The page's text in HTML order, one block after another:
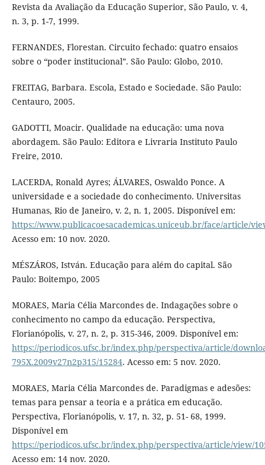
Revista da Avaliação da Educação Superior, São Paulo, v. 4,
n. 3, p. 1-7, 1999.
FERNANDES, Florestan. Circuito fechado: quatro ensaios
sobre o “poder institucional”. São Paulo: Globo, 2010.
FREITAG, Barbara. Escola, Estado e Sociedade. São Paulo:
Centauro, 2005.
GADOTTI, Moacir. Qualidade na educação: uma nova
abordagem. São Paulo: Editora e Livraria Instituto Paulo
Freire, 2010.
LACERDA, Ronald Ayres; ÁLVARES, Oswaldo Ponce. A
universidade e a sociedade do conhecimento. Universitas
Humanas, Rio de Janeiro, v. 2, n. 1, 2005. Disponível em:
https://www.publicacoesacademicas.uniceub.br/face/article/
Acesso em: 10 nov. 2020.
MÉSZÁROS, István. Educação para além do capital. São
Paulo: Boitempo, 2005
MORAES, Maria Célia Marcondes de. Indagações sobre o
conhecimento no campo da educação. Perspectiva,
Florianópolis, v. 27, n. 2, p. 315-346, 2009. Disponível em:
https://periodicos.ufsc.br/index.php/perspectiva/article/
795X.2009v27n2p315/15284. Acesso em: 5 nov. 2020.
MORAES, Maria Célia Marcondes de. Paradigmas e adesões:
temas para pensar a teoria e a prática em educação.
Perspectiva, Florianópolis, v. 17, n. 32, p. 51- 68, 1999.
Disponível em
https://periodicos.ufsc.br/index.php/perspectiva/article/view/
Acesso em: 14 nov. 2020.